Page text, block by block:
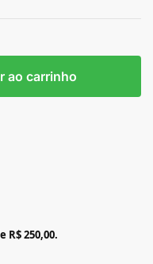
ao carrinho
250,00.